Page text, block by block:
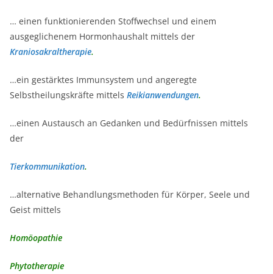
… einen funktionierenden Stoffwechsel und einem
ausgeglichenem Hormonhaushalt mittels der
Kraniosakraltherapie.
…ein gestärktes Immunsystem und angeregte
Selbstheilungskräfte mittels Reikianwendungen.
…einen Austausch an Gedanken und Bedürfnissen mittels
der
Tierkommunikation.
…alternative Behandlungsmethoden für Körper, Seele und
Geist mittels
Homöopathie
Phytotherapie